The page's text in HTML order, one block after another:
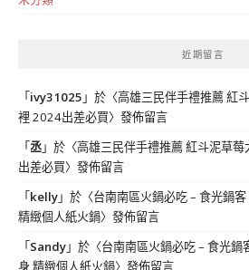
近期留言
「ivy31025 」於〈高雄三民伴手禮推薦 紅
裡 2024出差必買〉發佈留言
「丞」於〈高雄三民伴手禮推薦 紅斗泥草
出差必買〉發佈留言
「kelly」於〈台南南區火鍋必吃 – 食光鍋
精緻個人紙火鍋〉發佈留言
「Sandy」於〈台南南區火鍋必吃 – 食光鍋
身 精緻個人紙火鍋〉發佈留言